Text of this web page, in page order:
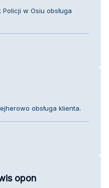
w Osiu obsługa
obsługa klienta.
opon